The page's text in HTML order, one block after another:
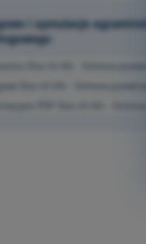
i symulacje
Dron A1/A3 - Ochrona
Dron A1/A3 - Ochrona
PDF Dron A1/A3 -